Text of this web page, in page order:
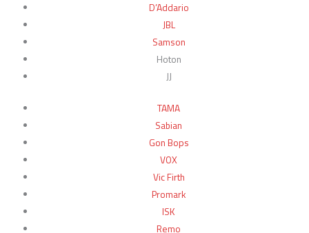
D’Addario
JBL
Samson
Hoton
JJ
TAMA
Sabian
Gon Bops
VOX
Vic Firth
Promark
ISK
Remo